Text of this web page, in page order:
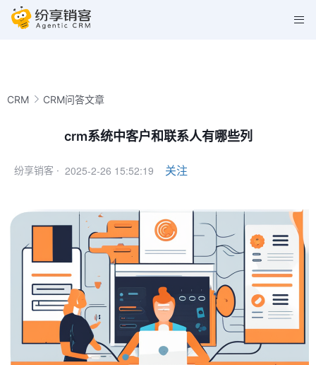
CRM CRM问答文章
crm系统中客户和联系人有哪些列
纷享销客 · 2025-2-26 15:52:19 关注